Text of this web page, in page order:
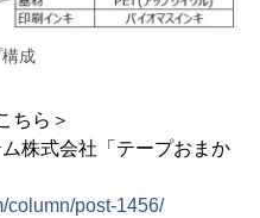
成
ちら＞
株式会社「テープおまか
column/post-1456/